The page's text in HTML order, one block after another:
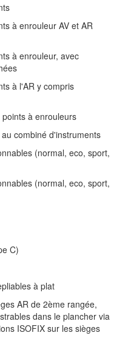
à enrouleur AV et AR
à enrouleur, avec
à l'AR y compris
à enrouleurs
combiné d'instruments
(normal, eco, sport,
(normal, eco, sport,
C)
à plat
AR de 2ème rangée,
dans le plancher via
ISOFIX sur les sièges